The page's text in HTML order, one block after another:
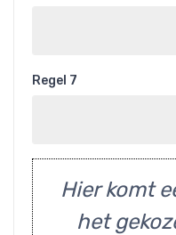
Regel 7
Hier komt
het